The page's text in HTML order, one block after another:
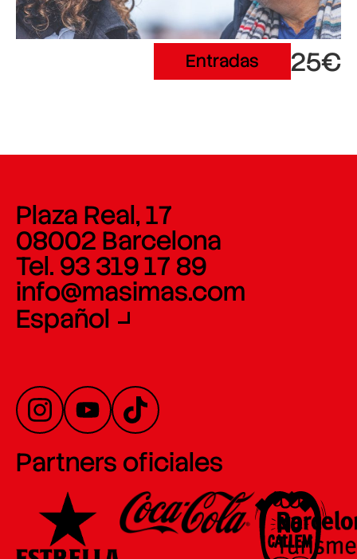
Entradas 25€
Plaza Real, 17
08002 Barcelona
Tel. 93 319 17 89
info@masimas.com
Español
Partners oficiales